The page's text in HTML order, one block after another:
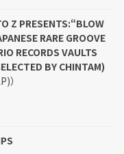
Z PRESENTS:“BLOW
RARE GROOVE
RECORDS VAULTS
BY CHINTAM)
）